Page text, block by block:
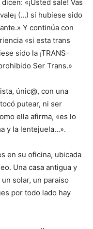
«¡Usted sale! Vas
(…) si hubiese sido
Y continúa con
«si esta trans
sido la ¡TRANS-
Ser Trans.»
únic@, con una
putear, ni ser
ella afirma, «es lo
y la lentejuela…».
en su oficina, ubicada
Una casa antigua y
solar, un paraíso
por todo lado hay